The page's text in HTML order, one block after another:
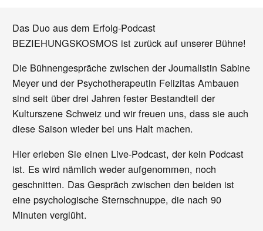
Das Duo aus dem Erfolg-Podcast
BEZIEHUNGSKOSMOS ist zurück auf unserer Bühne!
Die Bühnengespräche zwischen der Journalistin Sabine
Meyer und der Psychotherapeutin Felizitas Ambauen
sind seit über drei Jahren fester Bestandteil der
Kulturszene Schweiz und wir freuen uns, dass sie auch
diese Saison wieder bei uns Halt machen.
Hier erleben Sie einen Live-Podcast, der kein Podcast
ist. Es wird nämlich weder aufgenommen, noch
geschnitten. Das Gespräch zwischen den beiden ist
eine psychologische Sternschnuppe, die nach 90
Minuten verglüht.